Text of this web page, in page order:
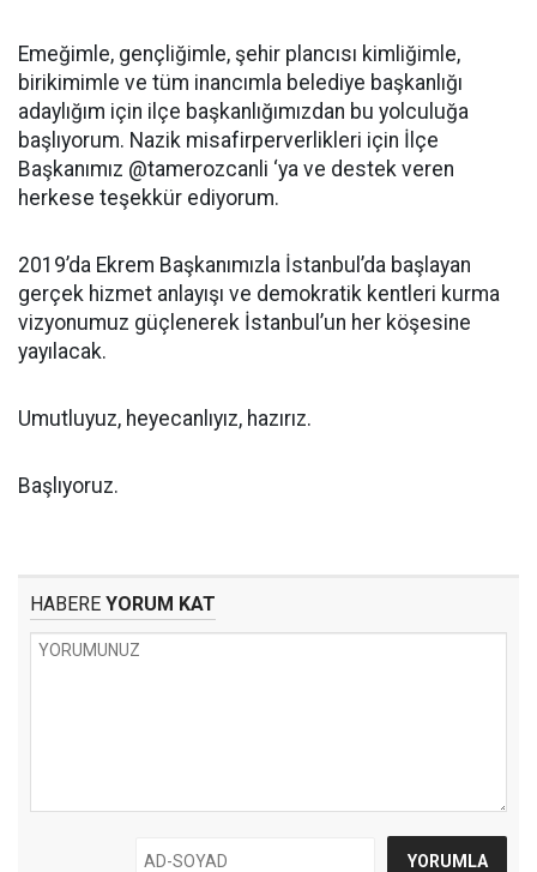
Emeğimle, gençliğimle, şehir plancısı kimliğimle,
birikimimle ve tüm inancımla belediye başkanlığı
adaylığım için ilçe başkanlığımızdan bu yolculuğa
başlıyorum. Nazik misafirperverlikleri için İlçe
Başkanımız @tamerozcanli ‘ya ve destek veren
herkese teşekkür ediyorum.
2019’da Ekrem Başkanımızla İstanbul’da başlayan
gerçek hizmet anlayışı ve demokratik kentleri kurma
vizyonumuz güçlenerek İstanbul’un her köşesine
yayılacak.
Umutluyuz, heyecanlıyız, hazırız.
Başlıyoruz.
HABERE YORUM KAT